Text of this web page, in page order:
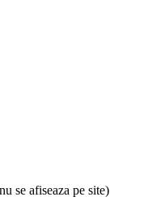
se afiseaza pe site)